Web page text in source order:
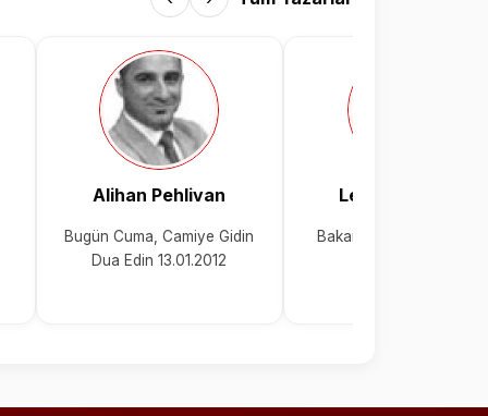
Alihan Pehlivan
Bugün Cuma, Camiye Gidin
Dua Edin 13.01.2012
Levent Özadam
Bakanlıklar ‘Dallas’